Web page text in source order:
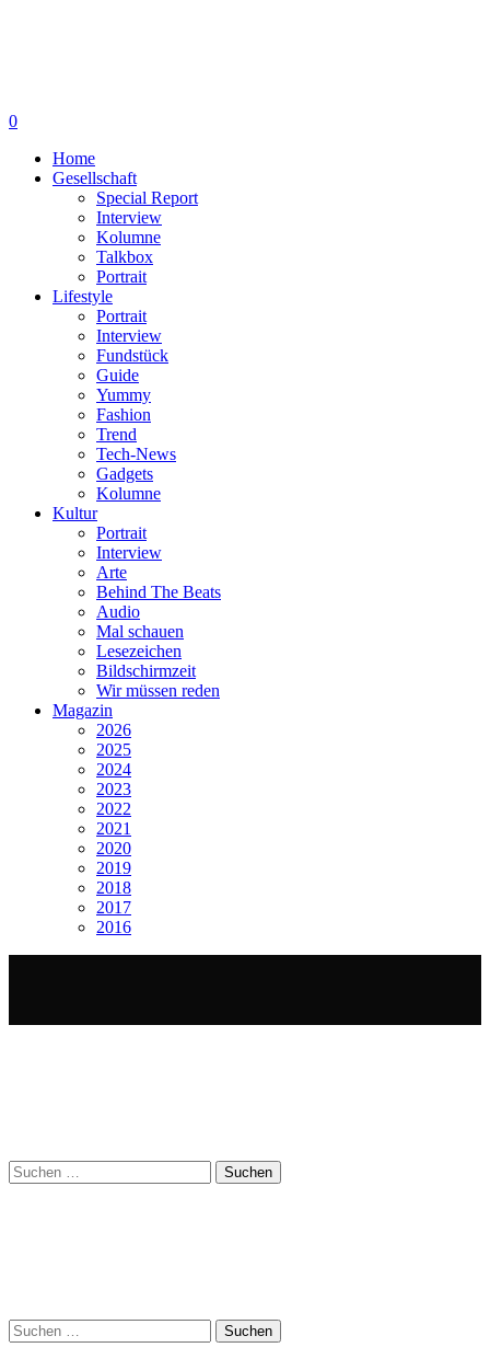
0
Home
Gesellschaft
Special Report
Interview
Kolumne
Talkbox
Portrait
Lifestyle
Portrait
Interview
Fundstück
Guide
Yummy
Fashion
Trend
Tech-News
Gadgets
Kolumne
Kultur
Portrait
Interview
Arte
Behind The Beats
Audio
Mal schauen
Lesezeichen
Bildschirmzeit
Wir müssen reden
Magazin
2026
2025
2024
2023
2022
2021
2020
2019
2018
2017
2016
Suchen
nach:
Suchen
nach: